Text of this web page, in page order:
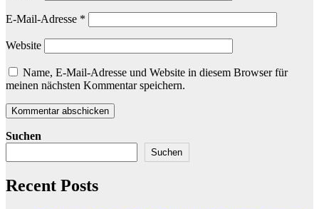
E-Mail-Adresse *
Website
Name, E-Mail-Adresse und Website in diesem Browser für
meinen nächsten Kommentar speichern.
Suchen
Suchen
Recent Posts